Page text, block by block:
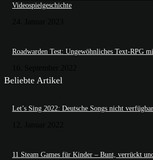
Videospielgeschichte
Roadwarden Test: Ungewöhnliches Text-RPG
Beliebte Artikel
Let’s Sing 2022: Deutsche Songs nicht
11 Steam Games für Kinder – Bunt, verrückt